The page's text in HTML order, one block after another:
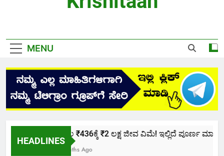
MENU
HEADLINES
ಕೇವಲ ₹436ಕ್ಕೆ ₹2 ಲಕ್ಷ ಜೀವ ವಿಮೆ! ಇಲ್ಲಿದೆ ಪೂರ್ಣ ಮಾಹಿತಿ.
2 Months Ago